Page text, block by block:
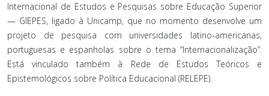
Internacional de Estudos e Pesquisas sobre Educação Superior
— GIEPES, ligado à Unicamp, que no momento desenvolve um
projeto de pesquisa com universidades latino-americanas,
portuguesas e espanholas sobre o tema “Internacionalização”.
Está vinculado também à Rede de Estudos Teóricos e
Epistemológicos sobre Política Educacional (RELEPE).